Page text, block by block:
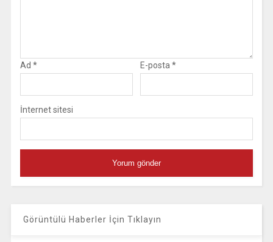
Ad * E-posta*
İnternet sitesi
Görüntülü Haberler İçin Tıklayın